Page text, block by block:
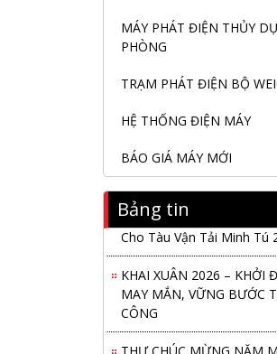
MÁY PHÁT ĐIỆN THỦY
PHÒNG
TRẠM PHÁT ĐIỆN BỘ
HỆ THỐNG ĐIỆN MÁY
BÁO GIÁ MÁY MỚI
Bảng tin
Nanibi Cung Cấp Động Cơ
Cho Tàu Vận Tải Minh Tú
KHAI XUÂN 2026 – KHỞI
MAY MẮN, VỮNG BƯỚC
CÔNG
THƯ CHÚC MỪNG NĂM